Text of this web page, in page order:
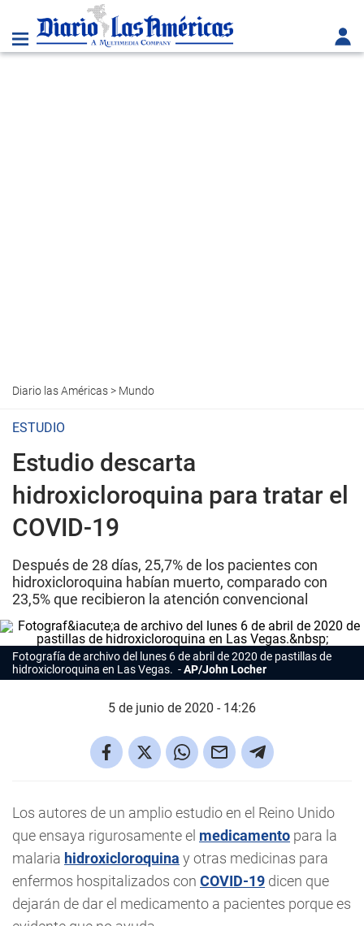
Diario las Américas> Mundo
ESTUDIO
Estudio descarta
hidroxicloroquina para tratar el
COVID-19
Después de 28 días, 25,7% de los pacientes con
hidroxicloroquina habían muerto, comparado con
23,5% que recibieron la atención convencional
Fotografía de archivo del lunes 6 de abril de 2020 de pastillas de
hidroxicloroquina en Las Vegas.
AP/John Locher
5 de junio de 2020 - 14:26
Los autores de un amplio estudio en el Reino Unido
que ensaya rigurosamente el medicamento para la
malaria hidroxicloroquina y otras medicinas para
enfermos hospitalizados con COVID-19 dicen que
dejarán de dar el medicamento a pacientes porque es